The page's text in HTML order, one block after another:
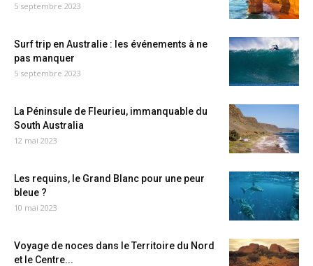
5 septembre 2023
Surf trip en Australie : les événements à ne
pas manquer
5 septembre 2023
La Péninsule de Fleurieu, immanquable du
South Australia
12 mai 2023
Les requins, le Grand Blanc pour une peur
bleue ?
10 mai 2023
Voyage de noces dans le Territoire du Nord
et le Centre...